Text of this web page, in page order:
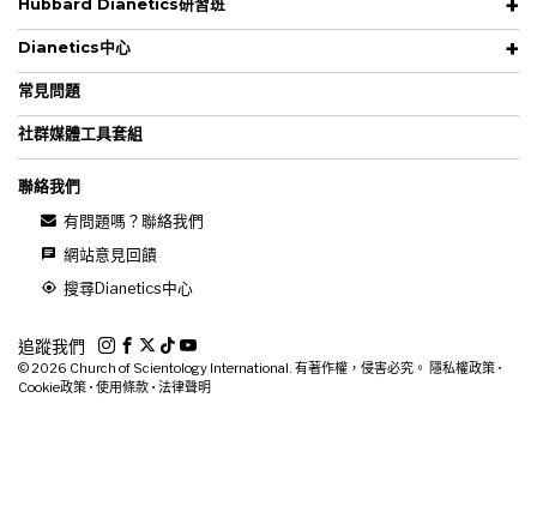
Hubbard Dianetics研習班
Dianetics中心
常見問題
社群媒體工具套組
聯絡我們
有問題嗎？聯絡我們
網站意見回饋
搜尋Dianetics中心
追蹤我們
© 2026 Church of Scientology International. 有著作權，侵害必究。 隱私權政策 •
Cookie政策 • 使用條款 • 法律聲明